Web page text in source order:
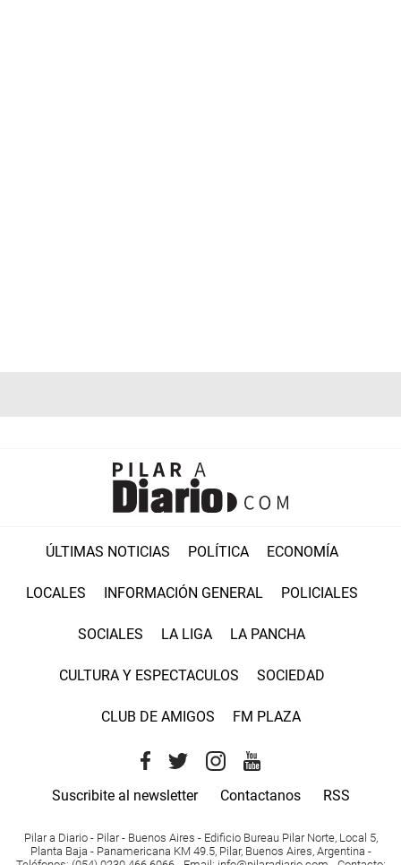
ÚLTIMAS NOTICIAS POLÍTICA ECONOMÍA
LOCALES INFORMACIÓN GENERAL POLICIALES
SOCIALES LA LIGA LA PANCHA
CULTURA Y ESPECTACULOS SOCIEDAD
CLUB DE AMIGOS FM PLAZA
Suscribite al newsletter Contactanos RSS
Pilar a Diario - Pilar - Buenos Aires - Edificio Bureau Pilar Norte, Local 5,
Planta Baja - Panamericana KM 49.5, Pilar, Buenos Aires, Argentina -